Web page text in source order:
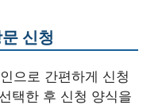
신청
으로 간편하게 신청
택한 후 신청 양식을